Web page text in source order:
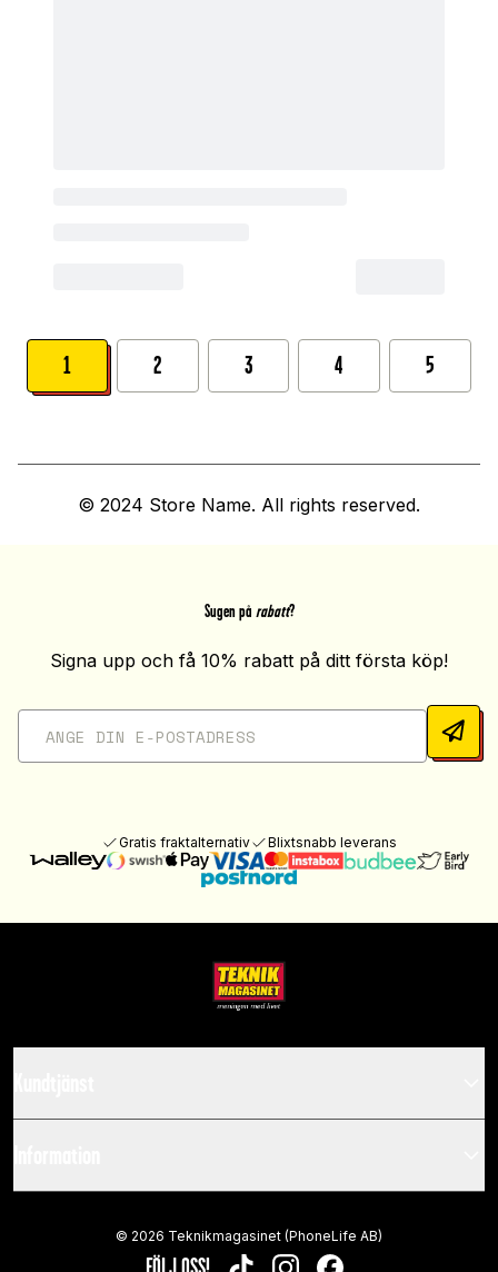
1 2 3 4 5
© 2024 Store Name. All rights reserved.
Sugen på rabatt?
Signa upp och få 10% rabatt på ditt första köp!
Gratis fraktalternativ Blixtsnabb leverans
© 2026 Teknikmagasinet (PhoneLife AB)